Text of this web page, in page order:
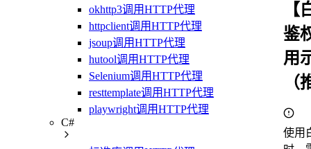
okhttp3调用HTTP代理
httpclient调用HTTP代理
jsoup调用HTTP代理
hutool调用HTTP代理
Selenium调用HTTP代理
resttemplate调用HTTP代理
playwright调用HTTP代理
C#
【
鉴
用
（
使用